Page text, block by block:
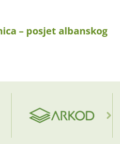
– posjet albanskog